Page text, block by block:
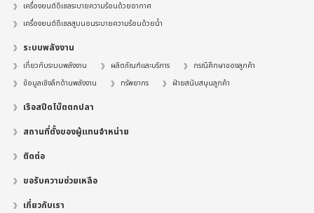
เครื่องยนต์ดีเซลระบายความร้อนด้วยอากาศ
เครื่องยนต์ดีเซลสูบนอนระบายความร้อนด้วยน้ำ
ระบบพลังงาน
เกี่ยวกับระบบพลังงาน ผลิตภัณฑ์และบริการ
กรณีศึกษาของลูกค้า
ข้อมูลเชิงลึกด้านพลังงาน
ทรัพยากร ฝ่ายสนับสนุนลูกค้า
เรือสปีดโบ๊ตตกปลา
สถานที่ตั้งของผู้แทนจำหน่าย
ติดต่อ
ขอรับความช่วยเหลือ
เกี่ยวกับเรา